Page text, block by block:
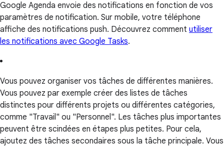
Google Agenda envoie des notifications en fonction de vos
paramètres de notification. Sur mobile, votre téléphone
affiche des notifications push. Découvrez comment utiliser
les notifications avec Google Tasks.
Vous pouvez organiser vos tâches de différentes manières.
Vous pouvez par exemple créer des listes de tâches
distinctes pour différents projets ou différentes catégories,
comme "Travail" ou "Personnel". Les tâches plus importantes
peuvent être scindées en étapes plus petites. Pour cela,
ajoutez des tâches secondaires sous la tâche principale. Vous